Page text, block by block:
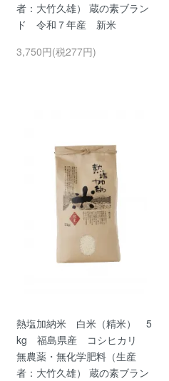
者：大竹久雄） 蔵の素ブラン
ド 令和７年産 新米
3,750円(税277円)
熱塩加納米 白米（精米） 5
kg 福島県産 コシヒカリ
無農薬・無化学肥料（生産
者：大竹久雄） 蔵の素ブラン